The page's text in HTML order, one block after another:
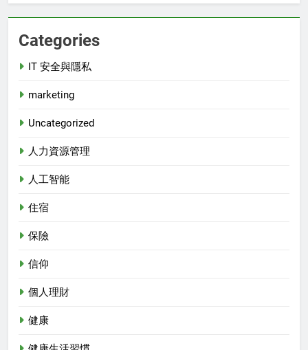
Categories
IT 安全與隱私
marketing
Uncategorized
人力資源管理
人工智能
住宿
保險
信仰
個人理財
健康